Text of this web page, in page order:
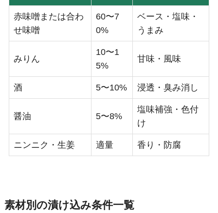
赤味噌または合わ
せ味噌
60〜7
0%
ベース・塩味・
うまみ
みりん
10〜1
5%
甘味・風味
酒 5〜10% 浸透・臭み消し
醤油 5〜8%
塩味補強・色付
け
ニンニク・生姜 適量 香り・防腐
素材別の漬け込み条件一覧